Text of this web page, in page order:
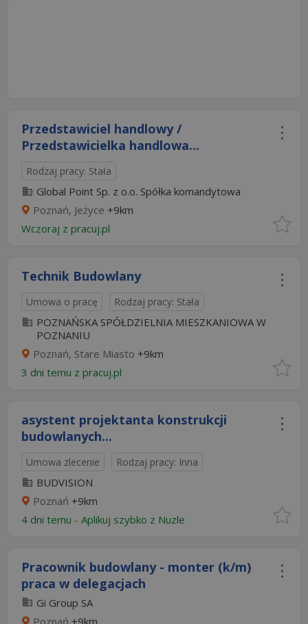
Przedstawiciel handlowy /
Przedstawicielka handlowa...
Rodzaj pracy: Stała
Global Point Sp. z o.o. Spółka komandytowa
Poznań, Jeżyce +9km
Wczoraj z pracuj.pl
Technik Budowlany
Umowa o pracę Rodzaj pracy: Stała
POZNAŃSKA SPÓŁDZIELNIA MIESZKANIOWA W
POZNANIU
Poznań, Stare Miasto +9km
3 dni temu z pracuj.pl
asystent projektanta konstrukcji
budowlanych...
Umowa zlecenie Rodzaj pracy: Inna
BUDVISION
Poznań +9km
4 dni temu - Aplikuj szybko z Nuzle
Pracownik budowlany - monter (k/m)
praca w delegacjach
Gi Group SA
Poznań +9km